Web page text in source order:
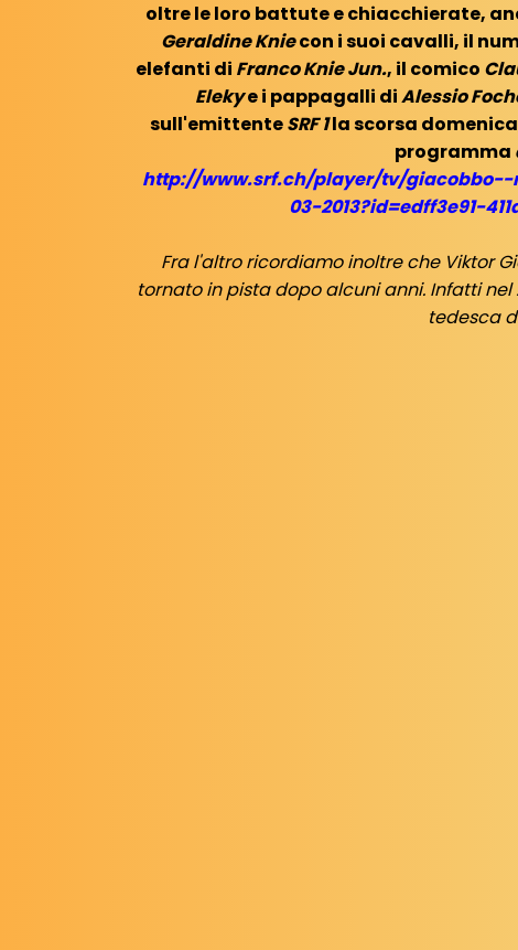
oltre le loro battute e chiacchierate,
Geraldine Kniecon i suoi cavalli, il
elefanti di Franco Knie Jun., il comico
Elekye i pappagalli diAlessio
sull'emittenteSRF 1la scorsa
programma
http://www.srf.ch/player/tv/
03-2013?id=edff3e91-
Fra l'altro ricordiamo inoltre che Viktor
tornato in pista dopo alcuni anni. Infatti
tedesca